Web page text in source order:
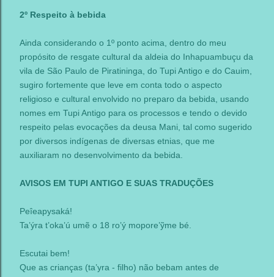
2º Respeito à bebida
Ainda considerando o 1º ponto acima, dentro do meu
propósito de resgate cultural da aldeia do Inhapuambuçu da
vila de São Paulo de Piratininga, do Tupi Antigo e do Cauim,
sugiro fortemente que leve em conta todo o aspecto
religioso e cultural envolvido no preparo da bebida, usando
nomes em Tupi Antigo para os processos e tendo o devido
respeito pelas evocações da deusa Mani, tal como sugerido
por diversos indígenas de diversas etnias, que me
auxiliaram no desenvolvimento da bebida.
AVISOS EM TUPI ANTIGO E SUAS TRADUÇÕES
Peîeapysaká!
Ta’ýra t’oka’ú umẽ o 18 ro’ý mopore’ỹme bé.
Escutai bem!
Que as crianças (ta’yra - filho) não bebam antes de